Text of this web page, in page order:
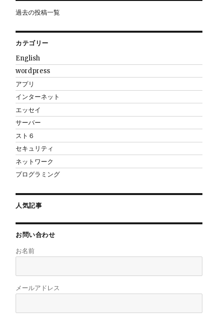
過去の投稿一覧
カテゴリー
English
wordpress
アプリ
インターネット
エッセイ
サーバー
スト６
セキュリティ
ネットワーク
プログラミング
人気記事
お問い合わせ
お名前
メールアドレス